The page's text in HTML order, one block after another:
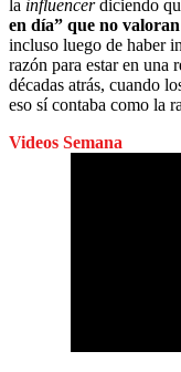
la influencerdiciendo
en día” que no
incluso luego de haber
razón para estar en una
décadas atrás, cuando
eso sí contaba como la
Videos Semana